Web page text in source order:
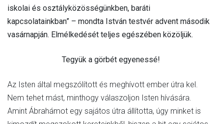
iskolai és osztályközösségünkben, baráti
kapcsolatainkban” – mondta István testvér advent második
vasárnapján. Elmélkedését teljes egészében közöljük.
Tegyük a görbét egyenessé!
Az Isten által megszólított és meghívott ember útra kel.
Nem tehet mást, minthogy válaszoljon Isten hívására.
Amint Ábrahámot egy sajátos útra állította, úgy minket is